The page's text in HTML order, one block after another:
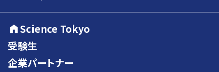
Science Tokyo
受験生
企業パートナー